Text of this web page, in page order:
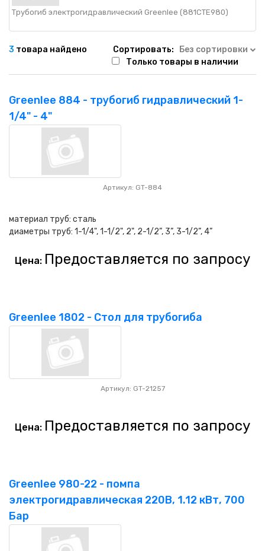
Трубогиб электрогидравлический Greenlee (881CTE980)
3 товара найдено Сортировать:
Без сортировки
Только товары в наличии
Greenlee 884 - трубогиб гидравлический 1-
1/4" - 4"
Артикул: GT-884
материал труб: сталь
диаметры труб: 1-1/4", 1-1/2", 2", 2-1/2”, 3”, 3-1/2”, 4”
Цена: Предоставляется по запросу
Greenlee 1802 - Стол для трубогиба
Артикул: GT-21257
Цена: Предоставляется по запросу
Greenlee 980-22 - помпа
электрогидравлическая 220В, 1.12 кВт, 700
Бар